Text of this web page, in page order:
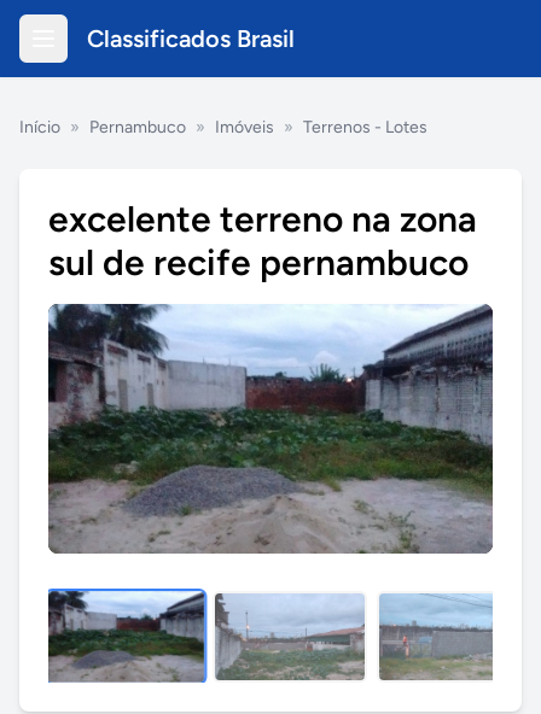
Classificados Brasil
Início » Pernambuco » Imóveis » Terrenos - Lotes
excelente terreno na zona
sul de recife pernambuco